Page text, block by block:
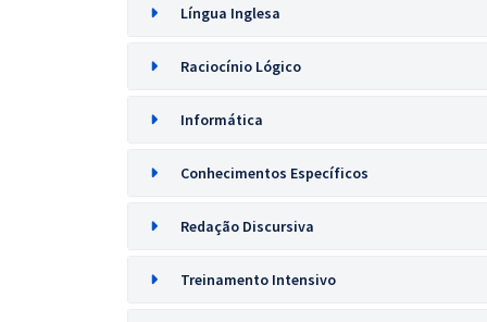
Língua Inglesa
Raciocínio Lógico
Informática
Conhecimentos Específicos
Redação Discursiva
Treinamento Intensivo